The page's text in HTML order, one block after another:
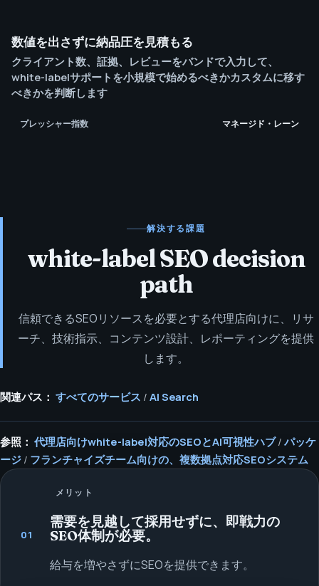
数値を出さずに納品圧を見積もる
クライアント数、証拠、レビューをバンドで入力して、
white-labelサポートを小規模で始めるべきかカスタムに移す
べきかを判断します
プレッシャー指数 マネージド・レーン
解決する課題
white-label SEO decision
path
信頼できるSEOリソースを必要とする代理店向けに、リサ
ーチ、技術指示、コンテンツ設計、レポーティングを提供
します。
関連パス： すべてのサービス / AI Search
参照： 代理店向けwhite-label対応のSEOとAI可視性ハブ/ パッケ
ージ / フランチャイズチーム向けの、複数拠点対応SEOシステム
01
メリット
需要を見越して採用せずに、即戦力の
SEO体制が必要。
給与を増やさずにSEOを提供できます。